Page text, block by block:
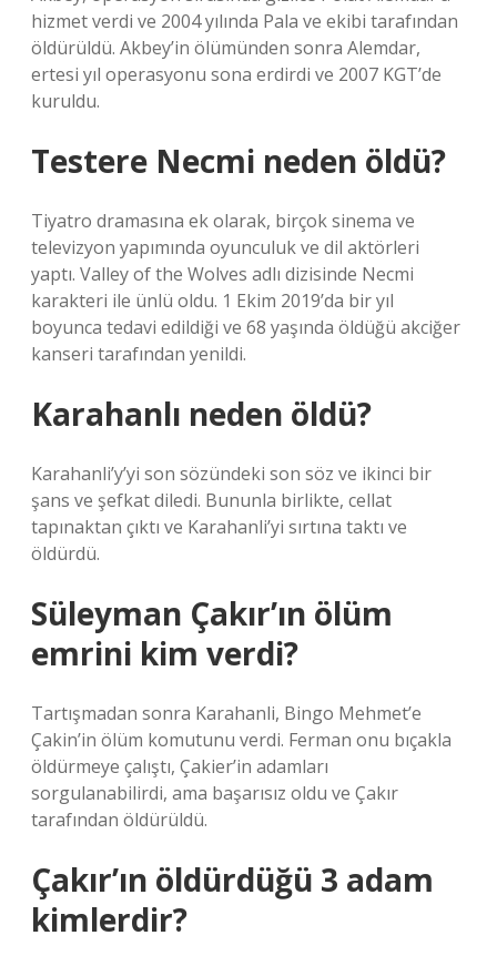
hizmet verdi ve 2004 yılında Pala ve ekibi tarafından
öldürüldü. Akbey’in ölümünden sonra Alemdar,
ertesi yıl operasyonu sona erdirdi ve 2007 KGT’de
kuruldu.
Testere Necmi neden öldü?
Tiyatro dramasına ek olarak, birçok sinema ve
televizyon yapımında oyunculuk ve dil aktörleri
yaptı. Valley of the Wolves adlı dizisinde Necmi
karakteri ile ünlü oldu. 1 Ekim 2019’da bir yıl
boyunca tedavi edildiği ve 68 yaşında öldüğü akciğer
kanseri tarafından yenildi.
Karahanlı neden öldü?
Karahanli’y’yi son sözündeki son söz ve ikinci bir
şans ve şefkat diledi. Bununla birlikte, cellat
tapınaktan çıktı ve Karahanli’yi sırtına taktı ve
öldürdü.
Süleyman Çakır’ın ölüm
emrini kim verdi?
Tartışmadan sonra Karahanli, Bingo Mehmet’e
Çakin’in ölüm komutunu verdi. Ferman onu bıçakla
öldürmeye çalıştı, Çakier’in adamları
sorgulanabilirdi, ama başarısız oldu ve Çakır
tarafından öldürüldü.
Çakır’ın öldürdüğü 3 adam
kimlerdir?